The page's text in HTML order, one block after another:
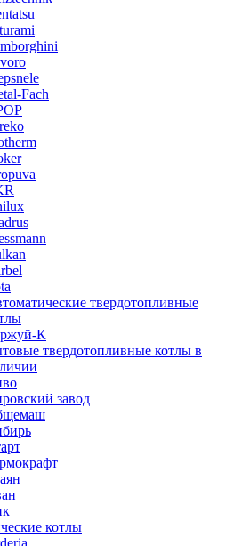
Fach
твердотопливные
К
твердотопливные котлы в
завод
котлы